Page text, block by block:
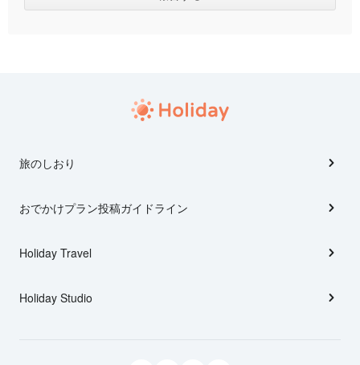
旅のしおり
おでかけプラン投稿ガイドライン
Holiday Travel
Holiday Studio